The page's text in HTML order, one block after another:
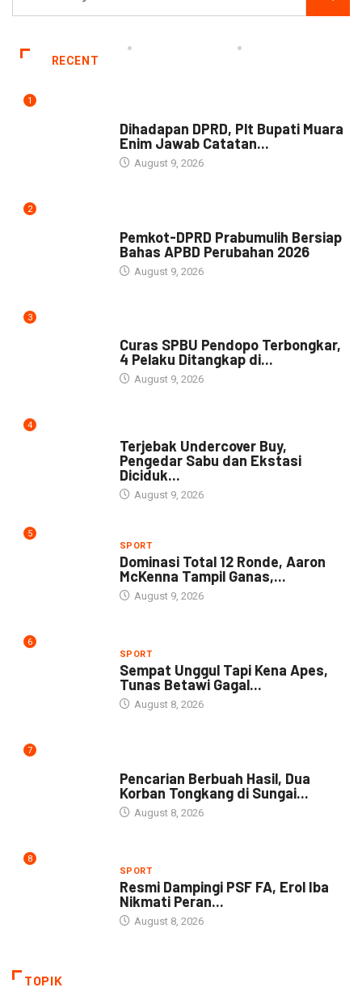
RECENT
1
Dihadapan DPRD, Plt Bupati Muara
Enim Jawab Catatan...
August 9, 2026
2
Pemkot-DPRD Prabumulih Bersiap
Bahas APBD Perubahan 2026
August 9, 2026
3
Curas SPBU Pendopo Terbongkar,
4 Pelaku Ditangkap di...
August 9, 2026
4
Terjebak Undercover Buy,
Pengedar Sabu dan Ekstasi
Diciduk...
August 9, 2026
5
SPORT
Dominasi Total 12 Ronde, Aaron
McKenna Tampil Ganas,...
August 9, 2026
6
SPORT
Sempat Unggul Tapi Kena Apes,
Tunas Betawi Gagal...
August 8, 2026
7
Pencarian Berbuah Hasil, Dua
Korban Tongkang di Sungai...
August 8, 2026
8
SPORT
Resmi Dampingi PSF FA, Erol Iba
Nikmati Peran...
August 8, 2026
TOPIK